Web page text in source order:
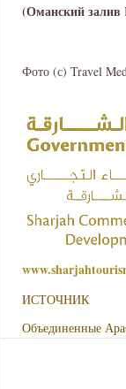
(Оманский залив
Фото (с) Travel
ИСТОЧНИК
Объединенные